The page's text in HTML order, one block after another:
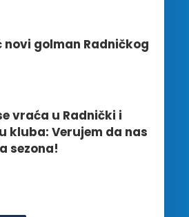
novi golman Radničkog
vraća u Radnički i
kluba: Verujem da nas
sezona!